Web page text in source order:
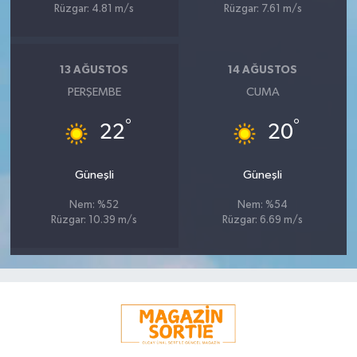
Rüzgar: 4.81 m/s Rüzgar: 7.61 m/s
13 AĞUSTOS
PERŞEMBE
22°
Güneşli
Nem: %52
Rüzgar: 10.39 m/s
14 AĞUSTOS
CUMA
20°
Güneşli
Nem: %54
Rüzgar: 6.69 m/s